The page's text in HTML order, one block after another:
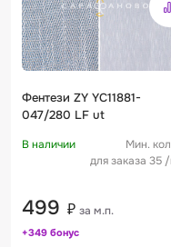
Фентези ZY YC11881-
047/280 LF ut
В наличии
Мин.
для заказа 35
499 ₽ за м.п.
+349 бонус